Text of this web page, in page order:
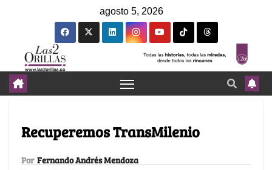
agosto 5, 2026
Recuperemos TransMilenio
Por Fernando Andrés Mendoza